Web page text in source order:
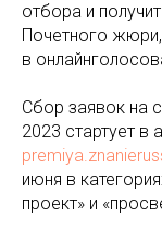
отбора и
Почетного
в
Сбор заявок на
2023 стартует в
июня в
проект» и